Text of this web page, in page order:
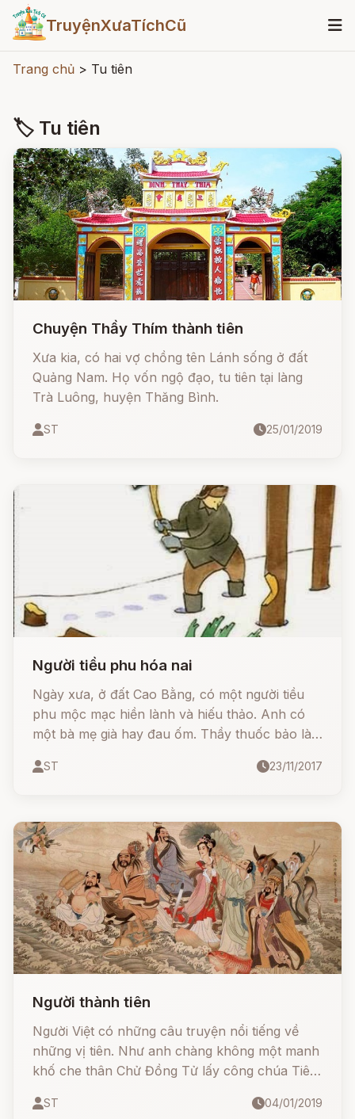
TruyệnXưaTíchCũ
Trang chủ > Tu tiên
🏷 Tu tiên
Chuyện Thầy Thím thành tiên
Xưa kia, có hai vợ chồng tên Lánh sống ở đất
Quảng Nam. Họ vốn ngộ đạo, tu tiên tại làng
Trà Luông, huyện Thăng Bình.
ST 25/01/2019
Người tiều phu hóa nai
Ngày xưa, ở đất Cao Bằng, có một người tiều
phu mộc mạc hiền lành và hiếu thảo. Anh có
một bà mẹ già hay đau ốm. Thầy thuốc bảo là
bệnh cho mẹ.
ST 23/11/2017
Người thành tiên
Người Việt có những câu truyện nổi tiếng về
những vị tiên. Như anh chàng không một manh
khố che thân Chử Đồng Tử lấy công chúa Tiên
tiên.
ST 04/01/2019